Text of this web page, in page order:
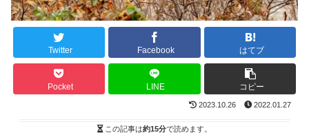
Twitter Facebook はてブ
Pocket LINE コピー
2023.10.26 2022.01.27
この記事は約15分で読めます。